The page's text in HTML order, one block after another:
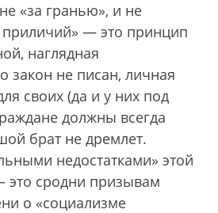
«за гранью», и не
— это принцип
наглядная
закон не писан, личная
своих (да и у них под
должны всегда
брат не дремлет.
недостатками» этой
это сродни призывам
о «социализме